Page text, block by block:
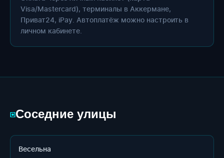
Visa/Mastercard), терминалы в Аккермане,
Приват24, iPay. Автоплатёж можно настроить в
личном кабинете.
▣Соседние улицы
Весельна